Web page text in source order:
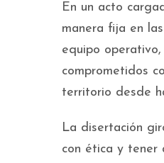
En un acto
manera fija en
equipo
comprometidos
territorio desde
La disertación
con ética y tener